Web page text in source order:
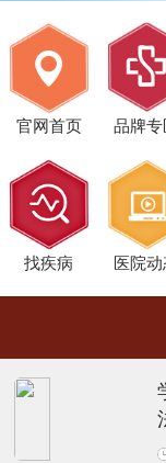
官网首页 品牌专
找疾病 医院